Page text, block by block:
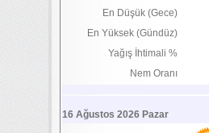
En Düşük (Gece)
En Yüksek (Gündüz)
Yağış İhtimali %
Nem Oranı
16 Ağustos 2026 Pazar